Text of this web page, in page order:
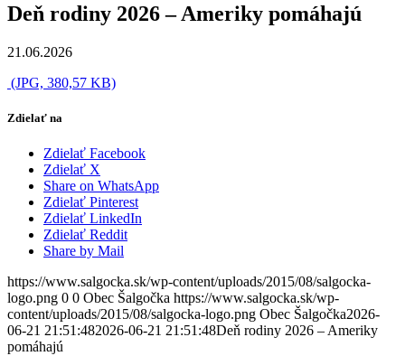
Deň rodiny 2026 – Ameriky pomáhajú
21.06.2026
(JPG, 380,57 KB)
Zdielať na
Zdielať Facebook
Zdielať X
Share on WhatsApp
Zdielať Pinterest
Zdielať LinkedIn
Zdielať Reddit
Share by Mail
https://www.salgocka.sk/wp-content/uploads/2015/08/salgocka-
logo.png 0 0 Obec Šalgočka https://www.salgocka.sk/wp-
content/uploads/2015/08/salgocka-logo.png Obec Šalgočka2026-
06-21 21:51:482026-06-21 21:51:48Deň rodiny 2026 – Ameriky
pomáhajú